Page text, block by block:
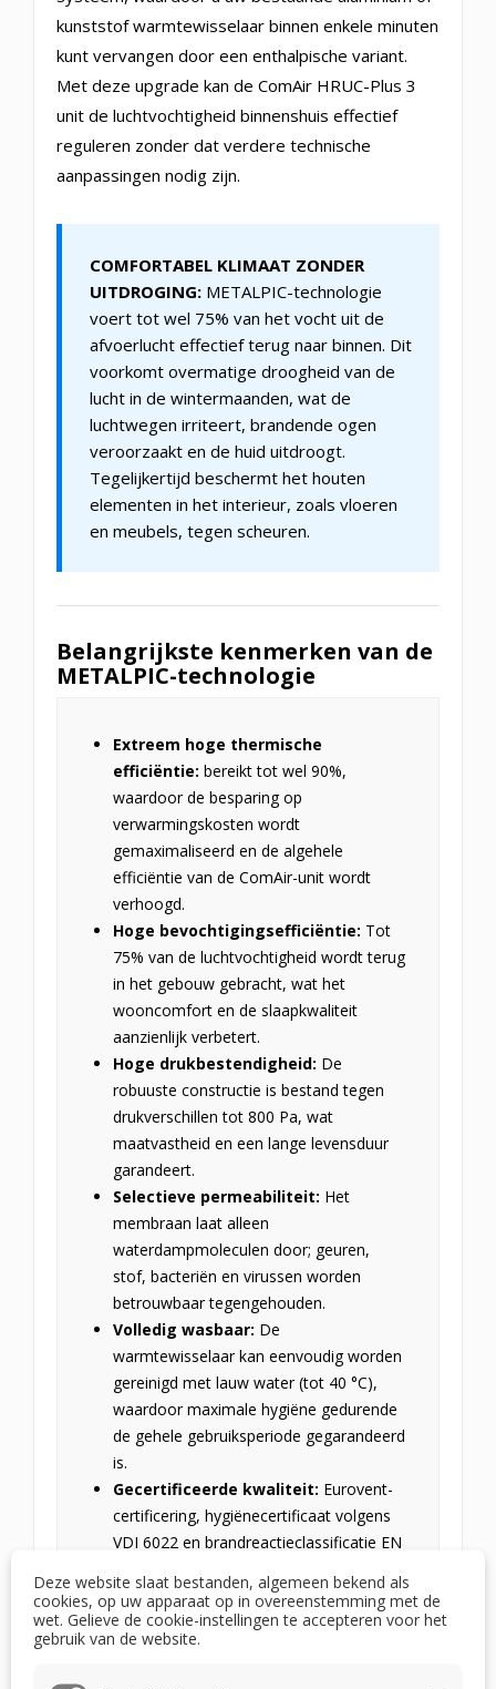
kunststof warmtewisselaar binnen enkele minuten
kunt vervangen door een enthalpische variant.
Met deze upgrade kan de ComAir HRUC-Plus 3
unit de luchtvochtigheid binnenshuis effectief
reguleren zonder dat verdere technische
aanpassingen nodig zijn.
COMFORTABEL KLIMAAT ZONDER
UITDROGING: METALPIC-technologie
voert tot wel 75% van het vocht uit de
afvoerlucht effectief terug naar binnen. Dit
voorkomt overmatige droogheid van de
lucht in de wintermaanden, wat de
luchtwegen irriteert, brandende ogen
veroorzaakt en de huid uitdroogt.
Tegelijkertijd beschermt het houten
elementen in het interieur, zoals vloeren
en meubels, tegen scheuren.
Belangrijkste kenmerken van de
METALPIC-technologie
Extreem hoge thermische
efficiëntie: bereikt tot wel 90%,
waardoor de besparing op
verwarmingskosten wordt
gemaximaliseerd en de algehele
efficiëntie van de ComAir-unit wordt
verhoogd.
Hoge bevochtigingsefficiëntie: Tot
75% van de luchtvochtigheid wordt terug
in het gebouw gebracht, wat het
wooncomfort en de slaapkwaliteit
aanzienlijk verbetert.
Hoge drukbestendigheid: De
robuuste constructie is bestand tegen
drukverschillen tot 800 Pa, wat
maatvastheid en een lange levensduur
garandeert.
Selectieve permeabiliteit: Het
membraan laat alleen
waterdampmoleculen door; geuren,
stof, bacteriën en virussen worden
betrouwbaar tegengehouden.
Volledig wasbaar: De
warmtewisselaar kan eenvoudig worden
gereinigd met lauw water (tot 40 °C),
waardoor maximale hygiëne gedurende
de gehele gebruiksperiode gegarandeerd
is.
Gecertificeerde kwaliteit: Eurovent-
certificering, hygiënecertificaat volgens
VDI 6022 en brandreactieclassificatie EN
Deze website slaat bestanden, algemeen bekend als
cookies, op uw apparaat op in overeenstemming met de
wet. Gelieve de cookie-instellingen te accepteren voor het
gebruik van de website.